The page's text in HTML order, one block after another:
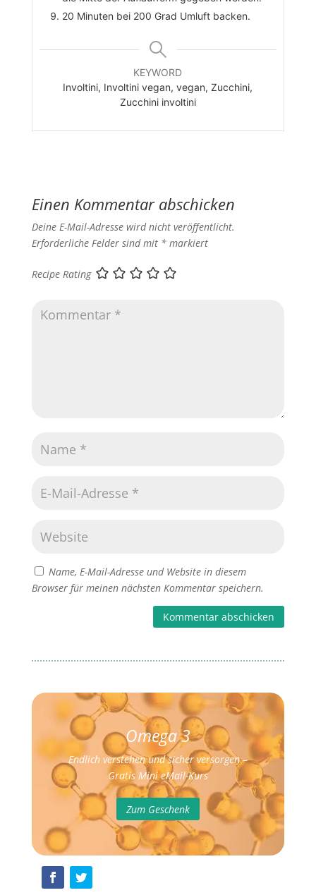
20 Minuten bei 200 Grad Umluft backen.
KEYWORD
Involtini, Involtini vegan, vegan, Zucchini,
Zucchini involtini
Einen Kommentar abschicken
Deine E-Mail-Adresse wird nicht veröffentlicht.
Erforderliche Felder sind mit *markiert
Recipe Rating
Name, E-Mail-Adresse und Website in diesem
Browser für meinen nächsten Kommentar speichern.
Kommentar abschicken
Omega 3
Endlich verstehen und sicher versorgen –
Gratis Mini eMail-Kurs
Zum Geschenk